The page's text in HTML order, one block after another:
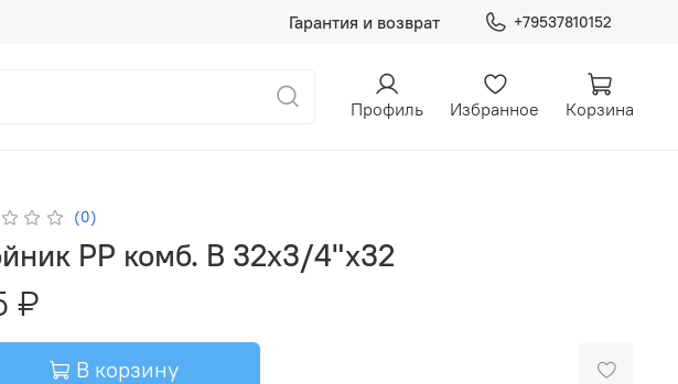
Гарантия и возврат +79537810152
Профиль Избранное Корзина
(0)
PP комб. В 32х3/4"х32
₽
В корзину